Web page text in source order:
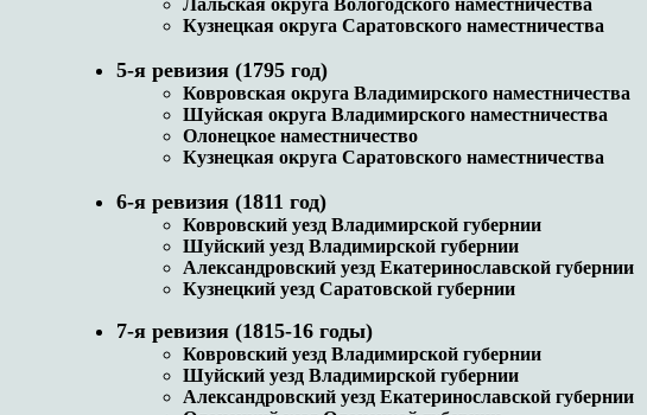
Лальская округа Вологодского наместничества
Кузнецкая округа Саратовского наместничества
5-я ревизия (1795 год)
Ковровская округа Владимирского наместничества
Шуйская округа Владимирского наместничества
Олонецкое наместничество
Кузнецкая округа Саратовского наместничества
6-я ревизия (1811 год)
Ковровский уезд Владимирской губернии
Шуйский уезд Владимирской губернии
Александровский уезд Екатеринославской губернии
Кузнецкий уезд Саратовской губернии
7-я ревизия (1815-16 годы)
Ковровский уезд Владимирской губернии
Шуйский уезд Владимирской губернии
Александровский уезд Екатеринославской губернии